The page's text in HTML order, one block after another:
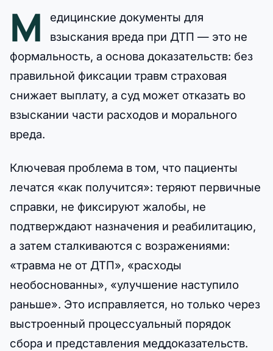
М
едицинские документы для
взыскания вреда при ДТП — это не
формальность, а основа доказательств: без
правильной фиксации травм страховая
снижает выплату, а суд может отказать во
взыскании части расходов и морального
вреда.
Ключевая проблема в том, что пациенты
лечатся «как получится»: теряют первичные
справки, не фиксируют жалобы, не
подтверждают назначения и реабилитацию,
а затем сталкиваются с возражениями:
«травма не от ДТП», «расходы
необоснованны», «улучшение наступило
раньше». Это исправляется, но только через
выстроенный процессуальный порядок
сбора и представления меддоказательств.